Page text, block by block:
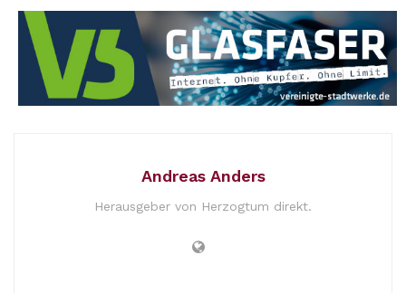
Andreas Anders
Herausgeber von Herzogtum direkt.